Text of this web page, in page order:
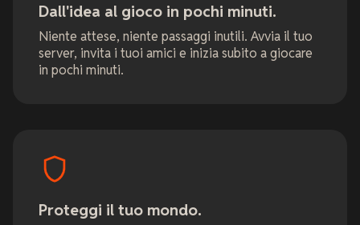
Dall'idea al gioco in pochi minuti.
Niente attese, niente passaggi inutili. Avvia il tuo
server, invita i tuoi amici e inizia subito a giocare
in pochi minuti.
Proteggi il tuo mondo.